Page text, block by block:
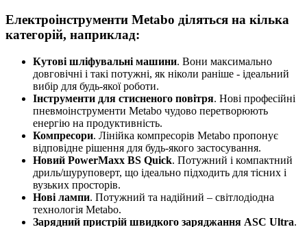
Електроінструменти Metabo діляться на кілька
категорій, наприклад:
Кутові шліфувальні машини. Вони максимально
довговічні і такі потужні, як ніколи раніше - ідеальний
вибір для будь-якої роботи.
Інструменти для стисненого повітря. Нові професійні
пневмоінструменти Metabo чудово перетворюють
енергію на продуктивність.
Компресори. Лінійка компресорів Metabo пропонує
відповідне рішення для будь-якого застосування.
Новий PowerMaxx BS Quick. Потужний і компактний
дриль/шуруповерт, що ідеально підходить для тісних і
вузьких просторів.
Нові лампи. Потужний та надійний – світлодіодна
технологія Metabo.
Зарядний пристрій швидкого заряджання ASC Ultra.